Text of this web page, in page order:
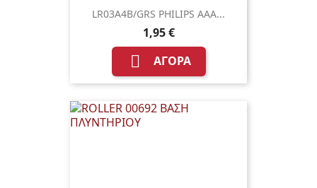
LR03A4B/GRS PHILIPS AAA...
1,95 €
 ΑΓΟΡΆ